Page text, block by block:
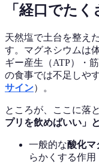
「経口でた
天然塩で土台を整え
す。マグネシウムは
ギー産生（ATP）・
の食事では不足しや
サイン）。
ところが、ここに落
プリを飲めばいい」
一般的な酸化マ
らかくする作